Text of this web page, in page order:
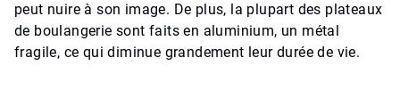
peut nuire à son image. De plus, la plupart des plateaux
de boulangerie sont faits en aluminium, un métal
fragile, ce qui diminue grandement leur durée de vie.